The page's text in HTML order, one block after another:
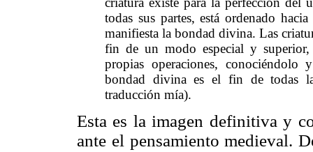
todas sus partes, está ordenado
manifiesta la bondad divina. Las
fin de un modo especial y superior,
propias operaciones, conociéndolo
bondad divina es el fin de todas
traducción mía).
Esta es la imagen definitiva y
ante el pensamiento medieval.